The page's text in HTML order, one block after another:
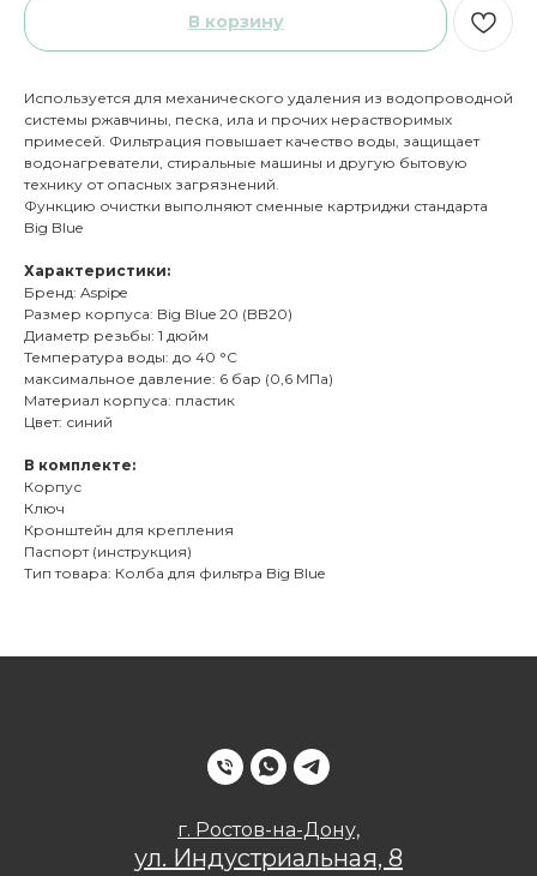
В корзину
Используется для механического удаления из водопроводной
системы ржавчины, песка, ила и прочих нерастворимых
примесей. Фильтрация повышает качество воды, защищает
водонагреватели, стиральные машины и другую бытовую
технику от опасных загрязнений.
Функцию очистки выполняют сменные картриджи стандарта
Big Blue
Характеристики:
Бренд: Aspipe
Размер корпуса: Big Blue 20 (BB20)
Диаметр резьбы: 1 дюйм
Температура воды: до 40 °С
максимальное давление: 6 бар (0,6 МПа)
Материал корпуса: пластик
Цвет: синий
В комплекте:
Корпус
Ключ
Кронштейн для крепления
Паспорт (инструкция)
Тип товара: Колба для фильтра Big Blue
г. Ростов-на-Дону,
ул. Индустриальная, 8